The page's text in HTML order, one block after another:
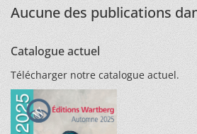
Aucune des publications
Catalogue actuel
Télécharger notre catalogue actuel.